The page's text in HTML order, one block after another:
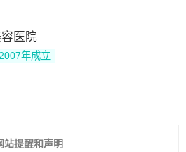
医院
2007年成立
站提醒和声明